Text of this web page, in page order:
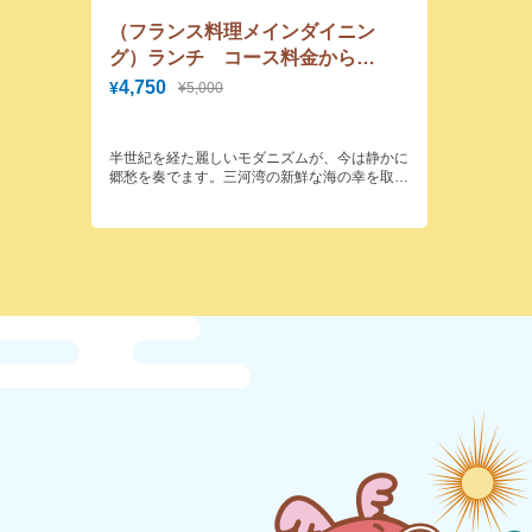
（フランス料理メインダイニン
グ）ランチ コース料金から
5％OFFランチ 大人5,000円コー
¥4,750 ¥5,000
半世紀を経た麗しいモダニズムが、今は静かに
郷愁を奏でます。三河湾の新鮮な海の幸を取り